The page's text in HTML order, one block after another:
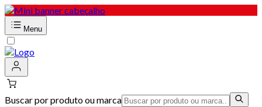
Menu
Buscar por produto ou marca